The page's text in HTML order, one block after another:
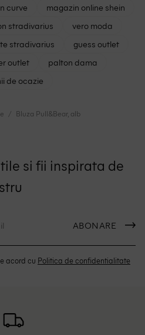
curve
magazin online shein
stradivarius
vero moda
stradivarius
guess outlet
outlet
palton dama
de ocazie
Bluza Pull&Bear, alb
si fii inspirata de
ABONARE
acord cu Politica de confidentialitate